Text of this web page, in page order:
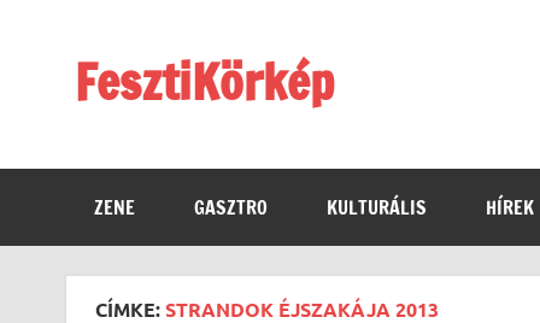
FesztiKörkép
ZENE GASZTRO KULTURÁLIS HÍREK
CÍMKE:STRANDOK ÉJSZAKÁJA 2013